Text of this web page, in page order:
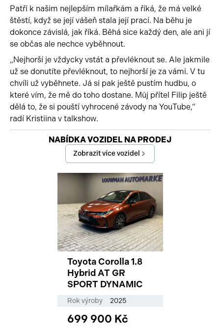
Patří k našim nejlepším mílařkám a říká, že má velké
štěstí, když se její vášeň stala její prací. Na běhu je
dokonce závislá, jak říká. Běhá sice každý den, ale ani jí
se občas ale nechce vyběhnout.
„Nejhorší je vždycky vstát a převléknout se. Ale jakmile
už se donutíte převléknout, to nejhorší je za vámi. V tu
chvíli už vyběhnete. Já si pak ještě pustím hudbu, o
které vím, že mě do toho dostane. Můj přítel Filip ještě
dělá to, že si pouští vyhrocené závody na YouTube,“
radí Kristiina v talkshow.
Začátek reklamy
NABÍDKA VOZIDEL NA PRODEJ
Zobrazit více vozidel
Toyota Corolla 1.8
Hybrid AT GR
SPORT DYNAMIC
Rok výroby 2025
699 900 Kč